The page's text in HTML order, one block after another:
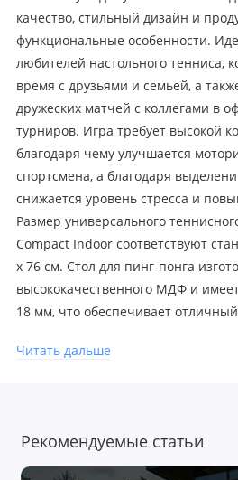
качество, стильный дизайн и
функциональные особенности.
любителей настольного тенниса,
время с друзьями и семьей, а
дружеских матчей с коллегами в
турниров. Игра требует высокой
благодаря чему улучшается
спортсмена, а благодаря
снижается уровень стресса и
Размер универсального
Compact Indoor соответствуют
х 76 см. Стол для пинг-понга
высококачественного МДФ и
18 мм, что обеспечивает
отличается высокой прочностью и
службы теннисного стола,
разрушительного воздействия
Читать дальше
Рекомендуемые статьи